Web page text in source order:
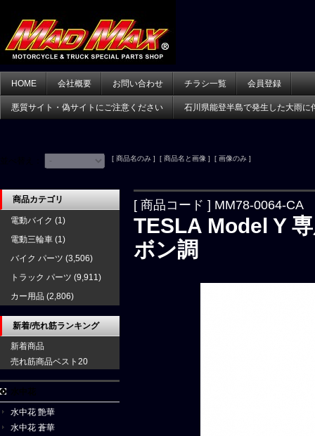
HOME 会社概要 お問い合わせ チラシ一覧 会員登録
悪質サイト・偽サイトにご注意ください 石川県能登半島で発生した大雨に
[ 商品名のみ ] [ 商品名と画像 ] [ 画像のみ ]
[ 商品コード ] MM78-0064-CA
TESLA Model Y
ボン調
商品カテゴリ
電動バイク (1)
電動三輪車 (1)
バイク パーツ (3,506)
トラック パーツ (9,911)
カー用品 (2,806)
新着/売れ筋ランキング
新着商品
売れ筋商品ベスト20
水中花 艶華
水中花 蒼華